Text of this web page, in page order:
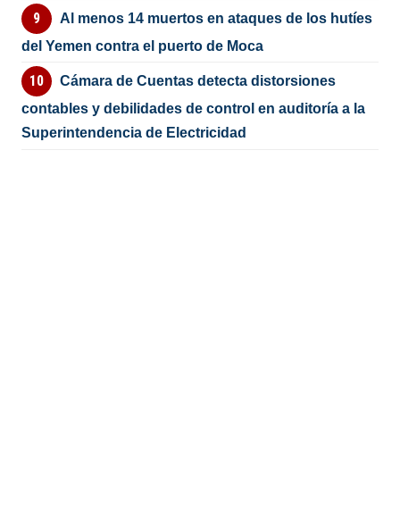
Al menos 14 muertos en ataques de los hutíes
del Yemen contra el puerto de Moca
Cámara de Cuentas detecta distorsiones
contables y debilidades de control en auditoría a la
Superintendencia de Electricidad